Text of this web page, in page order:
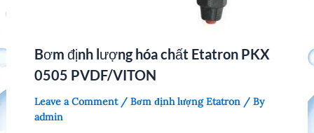
Bơm định lượng hóa chất Etatron PKX
0505 PVDF/VITON
Leave a Comment / Bơm định lượng Etatron/ By
admin